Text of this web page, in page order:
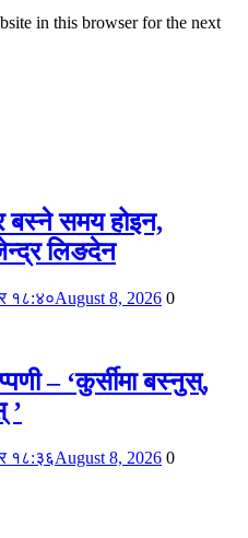
in this browser for the next
बस्ने समय होइन,
लिङदेन
१८:४०August 8, 2026 0
– ‘कुर्सीमा बस्नुस्,
’
१८:३६August 8, 2026 0